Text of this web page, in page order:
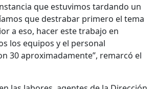
que estuvimos tardando un
que destrabar primero el tema
a eso, hacer este trabajo en
los equipos y el personal
30 aproximadamente”, remarcó el